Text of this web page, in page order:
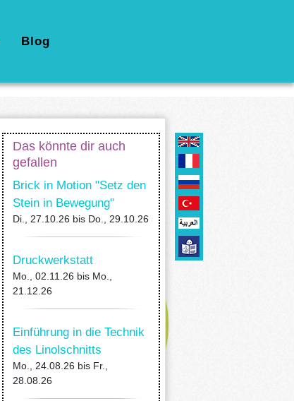
Blog
Das könnte dir auch
gefallen
Brick in Motion "Setz den
Stein in Bewegung"
Di., 27.10.26 bis Do., 29.10.26
Druckwerkstatt
Mo., 02.11.26 bis Mo.,
21.12.26
Einführung in die Technik
des Linolschnitts
Mo., 24.08.26 bis Fr.,
28.08.26